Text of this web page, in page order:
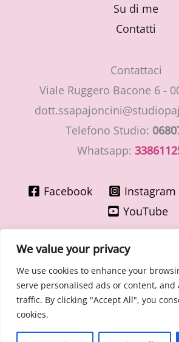
We value your privacy
We use cookies to enhance your
serve personalised ads or content, and
traffic. By clicking "Accept All", you
cookies.
Su di me
Contatti
Contattaci
Viale Ruggero Bacone 6 -
Telefono Studio:
Whatsapp:
Facebook Instagram
YouTube
Copyright © 2026
Pajoncini - Specialista in
P.IVA 15400091003 – n° Ordine